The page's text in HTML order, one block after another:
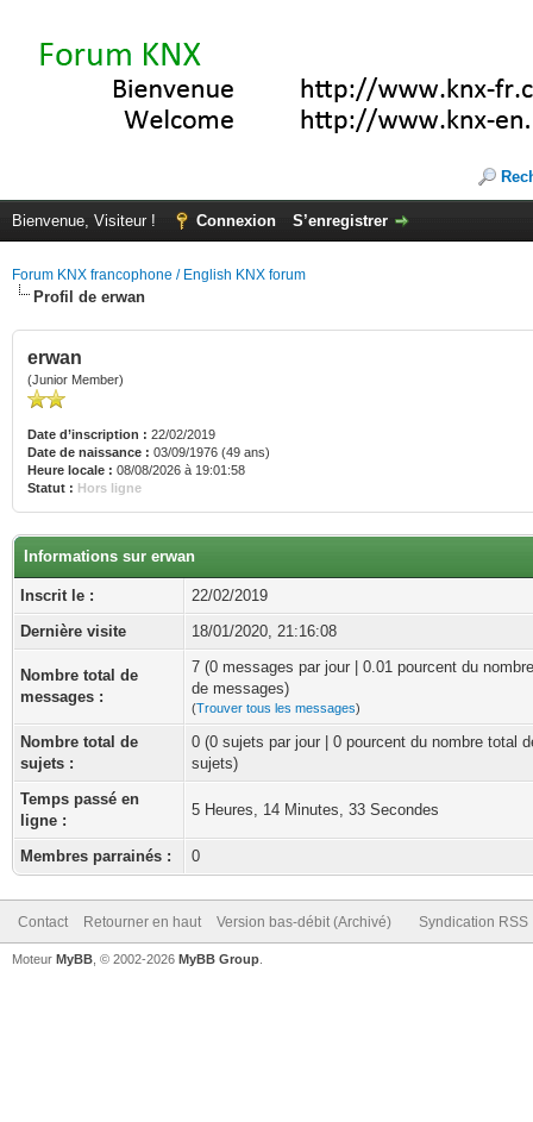
Bienvenue, Visiteur ! Connexion S’enregistrer
Forum KNX francophone / English KNX forum
Profil de erwan
erwan
(Junior Member)
Date d’inscription : 22/02/2019
Date de naissance : 03/09/1976 (49 ans)
Heure locale : 08/08/2026 à 19:01:58
Statut : Hors ligne
Informations sur erwan
Inscrit le :
22/02/2019
Dernière visite
18/01/2020, 21:16:08
Nombre total de
messages :
7 (0 messages par jour | 0.01 pourcent du
de messages)
(Trouver tous les messages)
Nombre total de
sujets :
0 (0 sujets par jour | 0 pourcent du nombre total
sujets)
Temps passé en
ligne :
5 Heures, 14 Minutes, 33 Secondes
Membres parrainés : 0
Contact Retourner en haut Version bas-débit (Archivé) Syndication RSS
Moteur MyBB , © 2002-2026 MyBB Group